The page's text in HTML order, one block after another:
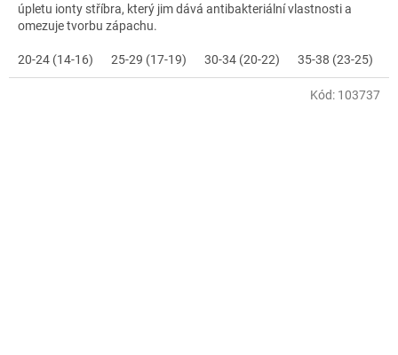
úpletu ionty stříbra, který jim dává antibakteriální vlastnosti a
omezuje tvorbu zápachu.
20-24 (14-16) 25-29 (17-19) 30-34 (20-22) 35-38 (23-25)
Kód: 103737